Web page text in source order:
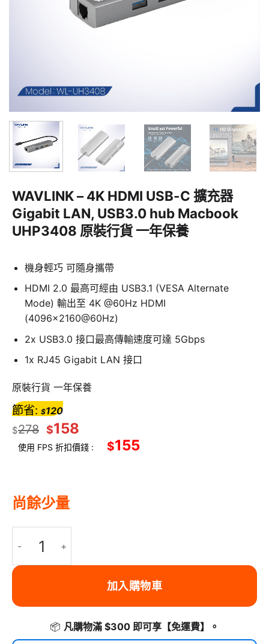
WAVLINK – 4K HDMI USB-C 擴充器
Gigabit LAN, USB3.0 hub Macbook
UHP3408 原裝行貨 一年保養
機身輕巧 可隨身攜帶
HDMI 2.0 最高可經由 USB3.1 (VESA Alternate
Mode) 輸出至 4K @60Hz HDMI
(4096×2160@60Hz)​
2x USB3.0 接口最高傳輸速度可達 5Gbps
1x RJ45 Gigabit LAN 接口
原裝行貨 一年保養
$278 $158
節省: $120
使用 FPS 折扣價錢 : $155
尚餘少量
加入購物車
📦 凡購物滿 $300 即可享 【免運費】 。